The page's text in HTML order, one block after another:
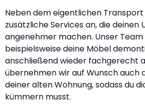
Neben dem eigentlichen
zusätzliche Services an, die deinen
angenehmer machen. Unser
beispielsweise deine Möbel
anschließend wieder fachgerecht
übernehmen wir auf Wunsch auch
deiner alten Wohnung, sodass du
kümmern musst.